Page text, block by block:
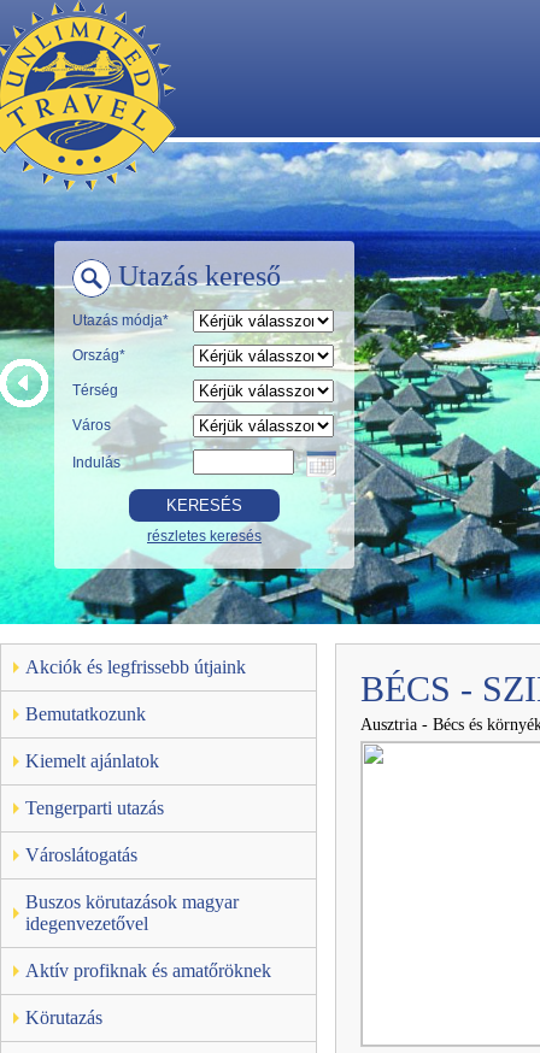
Utazás kereső
Utazás módja*
Ország*
Térség
Város
Indulás
részletes keresés
Akciók és legfrissebb útjaink
Bemutatkozunk
Kiemelt ajánlatok
Tengerparti utazás
Városlátogatás
Buszos körutazások magyar
idegenvezetővel
Aktív profiknak és amatőröknek
Körutazás
BÉCS -
Ausztria - Bécs és